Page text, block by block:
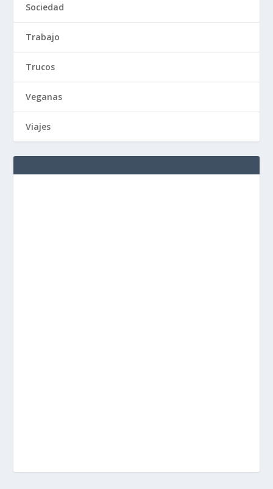
Sociedad
Trabajo
Trucos
Veganas
Viajes